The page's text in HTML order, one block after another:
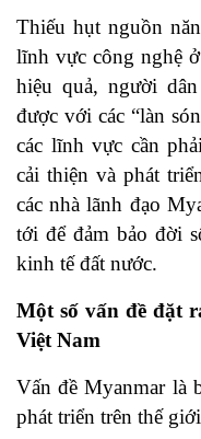
Thiếu hụt nguồn
lĩnh vực công nghệ
hiệu quả, người
được với các “làn
các lĩnh vực cần
cải thiện và phát
các nhà lãnh đạo
tới để đảm bảo đời
kinh tế đất nước.
Một số vấn đề đặt
Việt Nam
Vấn đề Myanmar là
phát triển trên thế